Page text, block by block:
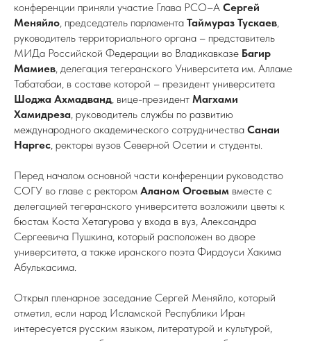
конференции приняли участие Глава РСО–А Сергей
Меняйло, председатель парламента Таймураз Тускаев,
руководитель территориального органа – представитель
МИДа Российской Федерации во Владикавказе Багир
Мамиев, делегация тегеранского Университета им. Алламе
Табатабаи, в составе которой – президент университета
Шоджа Ахмадванд, вице-президент Магхами
Хамидреза, руководитель службы по развитию
международного академического сотрудничества Санаи
Наргес, ректоры вузов Северной Осетии и студенты.
Перед началом основной части конференции руководство
СОГУ во главе с ректором Аланом Огоевым вместе с
делегацией тегеранского университета возложили цветы к
бюстам Коста Хетагурова у входа в вуз, Александра
Сергеевича Пушкина, который расположен во дворе
университета, а также иранского поэта Фирдоуси Хакима
Абулькасима.
Открыл пленарное заседание Сергей Меняйло, который
отметил, если народ Исламской Республики Иран
интересуется русским языком, литературой и культурой,